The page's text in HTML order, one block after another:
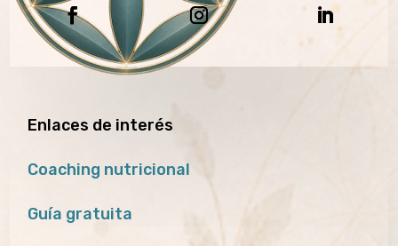
Enlaces de interés
Coaching nutricional
Guía gratuita